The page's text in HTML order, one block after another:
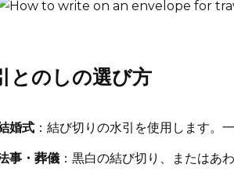
とのしの選び方
婚式 ：結び切りの水引を使用します。
事・葬儀 ：黒白の結び切り、またはあ